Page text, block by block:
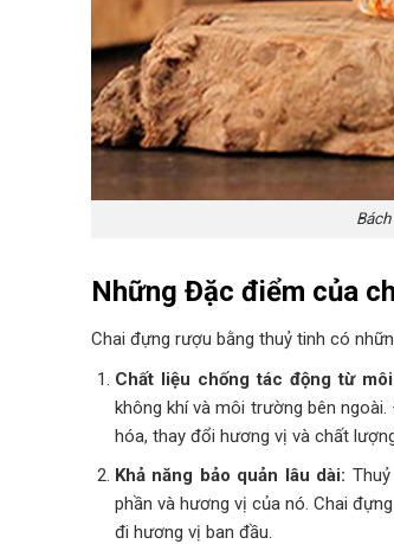
Những Đặc điểm của
Chai đựng rượu bằng thuỷ tinh có
Chất liệu chống tác động từ
không khí và môi trường bên
hóa, thay đổi hương vị và chất
Khả năng bảo quản lâu dài:
phần và hương vị của nó. Chai
đi hương vị ban đầu.